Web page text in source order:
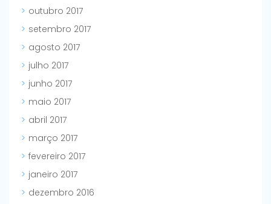
outubro 2017
setembro 2017
agosto 2017
julho 2017
junho 2017
maio 2017
abril 2017
março 2017
fevereiro 2017
janeiro 2017
dezembro 2016